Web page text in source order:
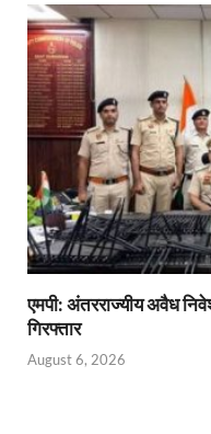
एमपी: अंतरराज्यीय अवैध
गिरफ्तार
August 6, 2026